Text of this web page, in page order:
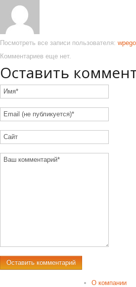
Посмотреть все записи пользователя:
Комментариев еще нет.
Оставить
О компании